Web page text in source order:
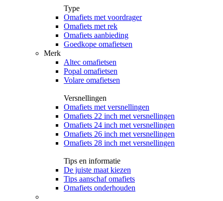
Type
Omafiets met voordrager
Omafiets met rek
Omafiets aanbieding
Goedkope omafietsen
Merk
Altec omafietsen
Popal omafietsen
Volare omafietsen
Versnellingen
Omafiets met versnellingen
Omafiets 22 inch met versnellingen
Omafiets 24 inch met versnellingen
Omafiets 26 inch met versnellingen
Omafiets 28 inch met versnellingen
Tips en informatie
De juiste maat kiezen
Tips aanschaf omafiets
Omafiets onderhouden